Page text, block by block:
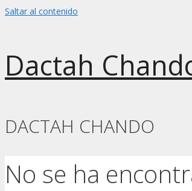
Saltar al contenido
Dactah
DACTAH CHANDO
No se ha